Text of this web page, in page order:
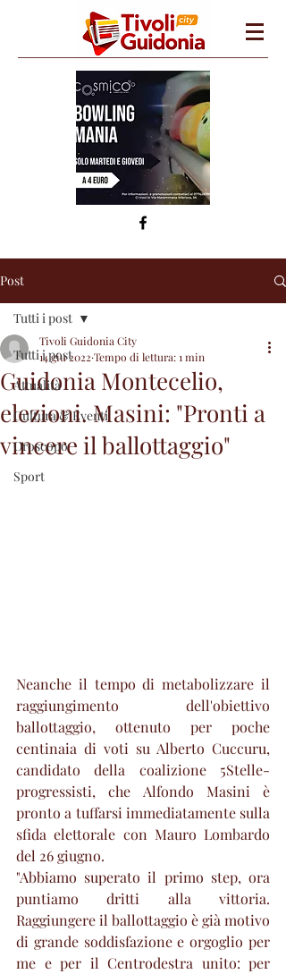
Post
Tutti i post
Attualità
Cultura & Eventi
Oroscopo
Sport
Tutti i post
Guidonia Montecelio,
elezioni. Masini: "Pronti a
vincere il ballottaggio"
Tivoli Guidonia City
14 giu 2022 Tempo di lettura: 1 min
Neanche il tempo di metabolizzare il
raggiungimento dell'obiettivo
ballottaggio, ottenuto per poche
centinaia di voti su Alberto Cuccuru,
candidato della coalizione 5Stelle-
progressisti, che Alfondo Masini è
pronto a tuffarsi immediatamente sulla
sfida elettorale con Mauro Lombardo
del 26 giugno.
"Abbiamo superato il primo step, ora
puntiamo dritti alla vittoria.
Raggiungere il ballottaggio è già motivo
di grande soddisfazione e orgoglio per
me e per il Centrodestra unito: per